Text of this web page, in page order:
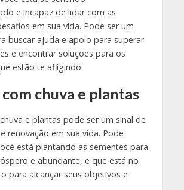
e incapaz de lidar com as
em sua vida. Pode ser um
buscar ajuda e apoio para superar
e encontrar soluções para os
estão te afligindo.
chuva e plantas
e plantas pode ser um sinal de
renovação em sua vida. Pode
está plantando as sementes para
e abundante, e que está no
para alcançar seus objetivos e